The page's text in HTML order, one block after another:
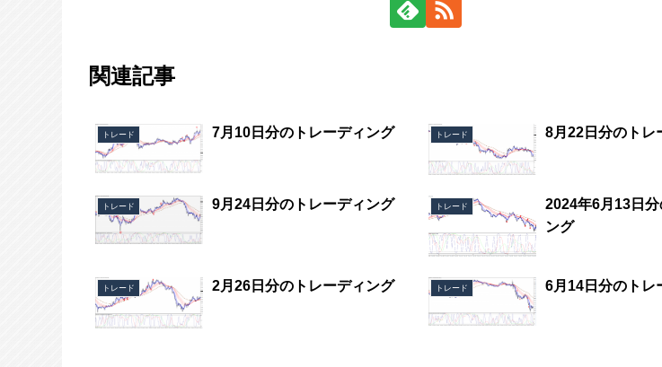
関連記事
トレード 7月10日分のトレーディング トレード 8月22日分のトレ
トレード 9月24日分のトレーディング トレード
2024年6月13日
ング
トレード 2月26日分のトレーディング トレード 6月14日分のトレ